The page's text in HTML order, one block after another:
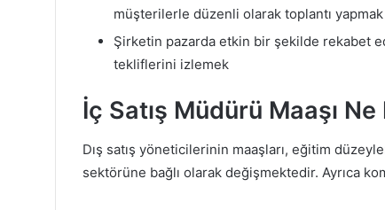
müşterilerle düzenli olarak toplantı yapmak
Şirketin pazarda etkin bir şekilde rekabet
tekliflerini izlemek
İç Satış Müdürü Maaşı
Dış satış yöneticilerinin maaşları, eğitim
sektörüne bağlı olarak değişmektedir. Ayrıca